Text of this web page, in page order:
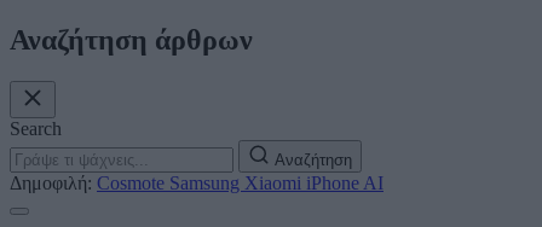
Αναζήτηση άρθρων
Search
Αναζήτηση
Δημοφιλή: Cosmote Samsung Xiaomi iPhone AI